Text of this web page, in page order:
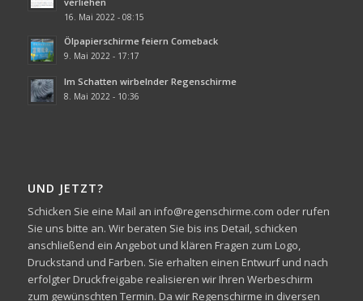
16. Mai 2022 - 08:15
Ölpapierschirme feiern Comeback
9. Mai 2022 - 17:17
Im Schatten wirbelnder Regenschirme
8. Mai 2022 - 10:36
UND JETZT?
Schicken Sie eine Mail an info@regenschirme.com oder rufen
Sie uns bitte an. Wir beraten Sie bis ins Detail, schicken
anschließend ein Angebot und klären Fragen zum Logo,
Druckstand und Farben. Sie erhalten einen Entwurf und nach
erfolgter Druckfreigabe realisieren wir Ihren Werbeschirm
zum gewünschten Termin. Da wir Regenschirme in diversen